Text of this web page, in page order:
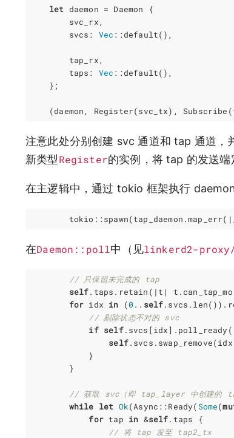
let daemon = Daemon
{
svc_rx ,
svcs : Vec ::default(),
tap_rx ,
taps : Vec ::default(),
};
(daemon , Register(svc_tx), Subscribe (
注意此处分别创建 svc 通道和 tap 通道，
新类型Register的实例，将 tap 的发送端
在主逻辑中，通过 tokio 框架执行 daemon
tokio ::spawn(tap_daemon .map_err( |
在Daemon::poll中（见linkerd2-
// 只保留未完成的 tap
self. taps . retain ( | t | t .
for idx in (0 .. self. svcs . len()).
// 剔除状态不对的 svc
if self. svcs [idx]. poll_ready
self. svcs . swap_remove(idx
}
}
// 获取 svc（即 tap_layer 中创建的
while
let Ok(Async ::Ready(Some(
for tap in &self. taps
{
// 将 tap 发至 tap2_tx